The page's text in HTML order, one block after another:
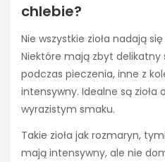
chlebie?
Nie wszystkie zioła nadają
Niektóre mają zbyt delikatny
podczas pieczenia, inne z
intensywny. Idealne są zioła
wyrazistym smaku.
Takie zioła jak rozmaryn,
mają intensywny, ale nie